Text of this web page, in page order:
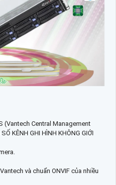
(Vantech Central Management
KÊNH GHI HÌNH KHÔNG GIỚI
và chuẩn ONVIF của nhiều